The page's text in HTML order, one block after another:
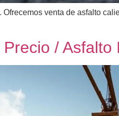
venta de asfalto
/ Asfalto